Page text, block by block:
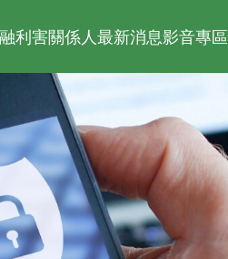
利害關係人最新消息影音專區